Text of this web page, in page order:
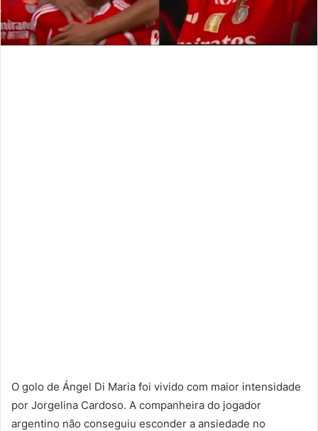
O golo de Ángel Di Maria foi vivido com maior intensidade
por Jorgelina Cardoso. A companheira do jogador
argentino não conseguiu esconder a ansiedade no